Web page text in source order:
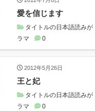
愛を信じます
タイトルの日本語読み
ラマ
0
2012年5月26日
王と妃
タイトルの日本語読み
ラマ
0